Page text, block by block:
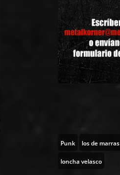
Punk los de marras
loncha velasco